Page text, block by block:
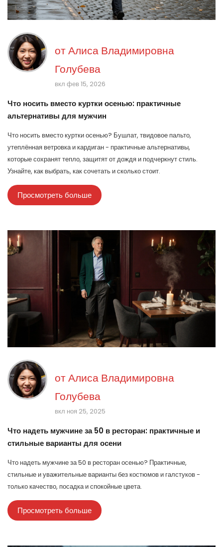
отАлиса Владимировна
Голубева
вкл фев 15, 2026
Что носить вместо куртки осенью: практичные
альтернативы для мужчин
Что носить вместо куртки осенью? Бушлат, твидовое пальто,
утеплённая ветровка и кардиган - практичные альтернативы,
которые сохранят тепло, защитят от дождя и подчеркнут стиль.
Узнайте, как выбрать, как сочетать и сколько стоит.
Просмотреть больше
отАлиса Владимировна
Голубева
вкл ноя 25, 2025
Что надеть мужчине за 50 в ресторан: практичные и
стильные варианты для осени
Что надеть мужчине за 50 в ресторан осенью? Практичные,
стильные и уважительные варианты без костюмов и галстуков -
только качество, посадка и спокойные цвета.
Просмотреть больше